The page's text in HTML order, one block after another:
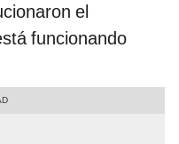
el
funcionando